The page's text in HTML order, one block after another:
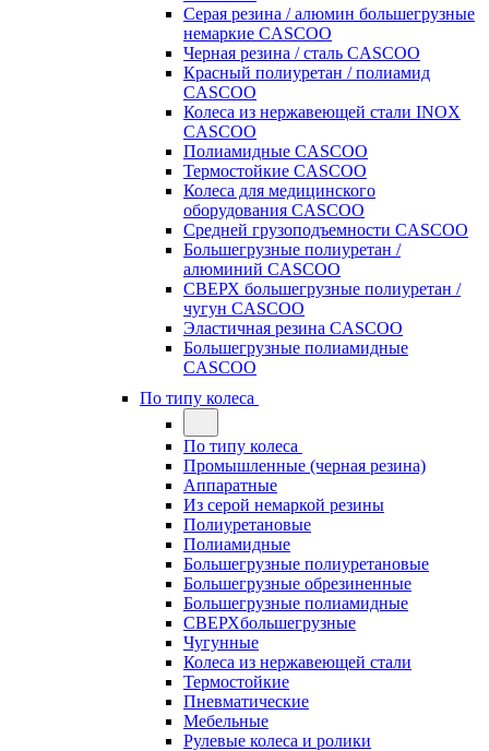
Серая резина / алюмин большегрузные
немаркие CASCOO
Черная резина / сталь CASCOO
Красный полиуретан / полиамид
CASCOO
Колеса из нержавеющей стали INOX
CASCOO
Полиамидные CASCOO
Термостойкие CASCOO
Колеса для медицинского
оборудования CASCOO
Средней грузоподъемности CASCOO
Большегрузные полиуретан /
алюминий CASCOO
СВЕРХ большегрузные полиуретан /
чугун CASCOO
Эластичная резина CASCOO
Большегрузные полиамидные
CASCOO
По типу колеса
По типу колеса
Промышленные (черная резина)
Аппаратные
Из серой немаркой резины
Полиуретановые
Полиамидные
Большегрузные полиуретановые
Большегрузные обрезиненные
Большегрузные полиамидные
СВЕРХбольшегрузные
Чугунные
Колеса из нержавеющей стали
Термостойкие
Пневматические
Мебельные
Рулевые колеса и ролики